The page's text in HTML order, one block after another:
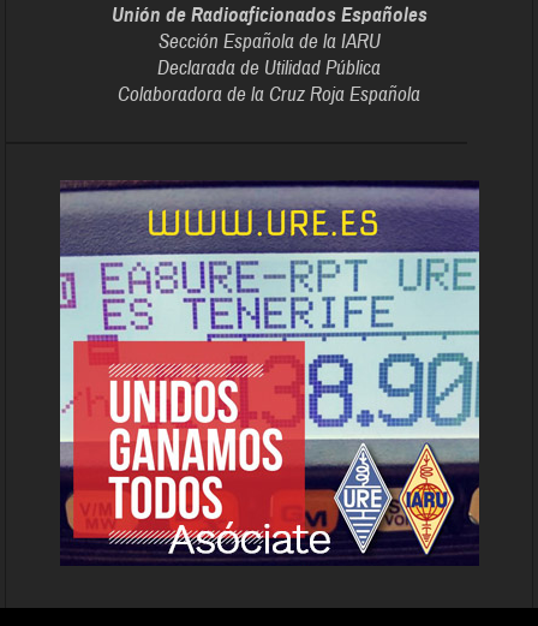
Unión de Radioaficionados Españoles
Sección Española de la IARU
Declarada de Utilidad Pública
Colaboradora de la Cruz Roja Española